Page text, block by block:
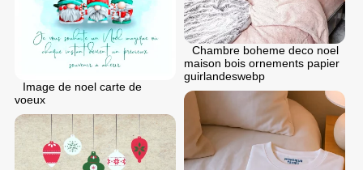
Chambre boheme deco noel
maison bois ornements papier
guirlandeswebp
Image de noel carte de
voeux